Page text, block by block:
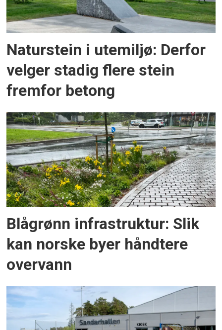
Naturstein i utemiljø: Derfor
velger stadig flere stein
fremfor betong
Blågrønn infrastruktur: Slik
kan norske byer håndtere
overvann